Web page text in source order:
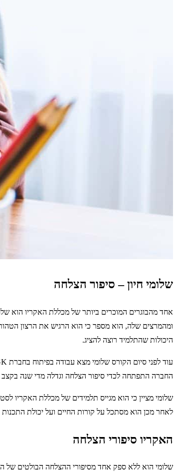
שלומי חיון – סיפור הצלחה
אחד מהבוגרים המוכרים ביותר של מכללת האקריו הוא
ומהמרצים שלה, הוא מספר כי הוא הרגיש את הרצון
היכולות שהתלמיד רוצה להציג.
החברה התפתחה לכדי סיפור הצלחה וגדלה מדי שנה
שלומי מציין כי הוא מגייס תלמידים של מכללת האקריו
לאחר מכן הוא מסתכל על קורות החיים ועל יכולת
האקריו סיפורי הצלחה
שלומי הוא ללא ספק אחד מסיפורי ההצלחה הבולטים של